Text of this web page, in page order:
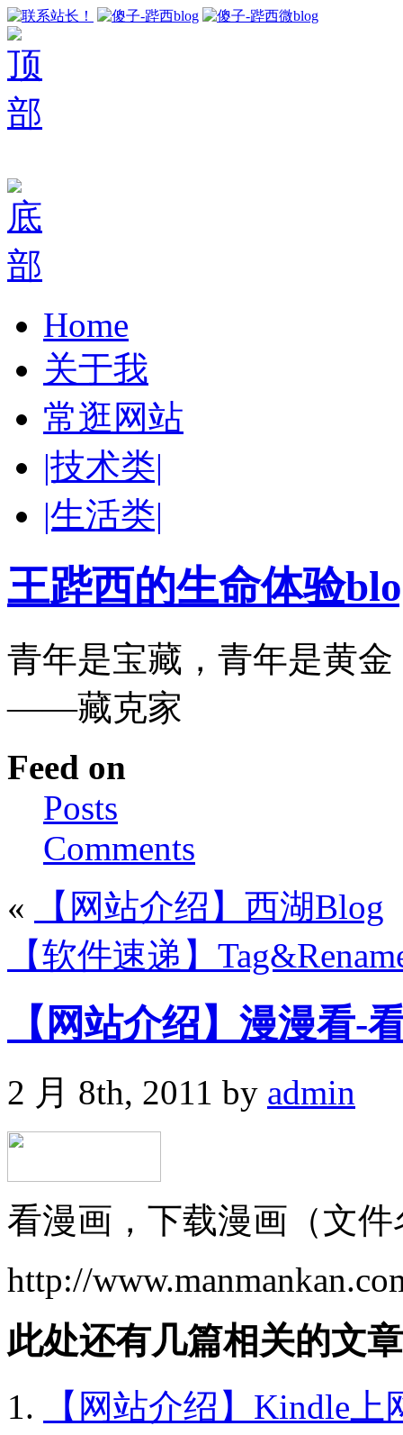
Home
关于我
常逛网站
|技术类|
|生活类|
王跸西的生命体验
青年是宝藏，青年是黄
——藏克家
Feed on
Posts
Comments
«
【网站介绍】西湖Blog
【软件速递】
【网站介绍】漫漫看-
2 月 8th, 2011 by admin
看漫画，下载漫画（文
http://
此处还有几篇相关的文
【网站介绍】Kindle